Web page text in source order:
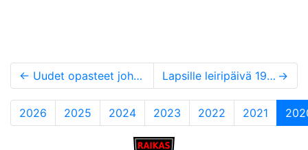
← Uudet opasteet johdattavat suunnistustapahtumiin Lapsille leiripäivä 19.9. →
2026 2025 2024 2023 2022 2021